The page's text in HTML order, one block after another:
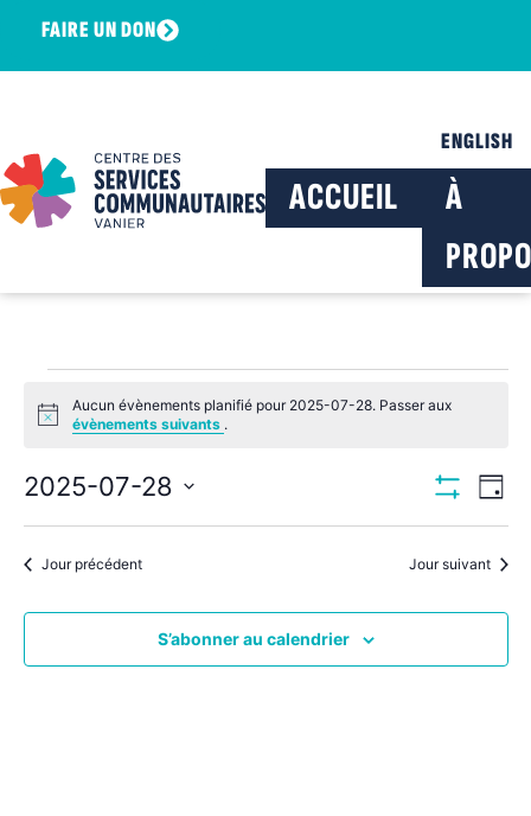
FAIRE UN DON
ENGLISH
ACCUEIL
À
Notice
Aucun évènements planifié pour 2025-07-28. Passer aux
évènements suivants .
parde
Jour
2025-07-28
une
date.Jour précédent Jour suivant
S’abonner au calendrier